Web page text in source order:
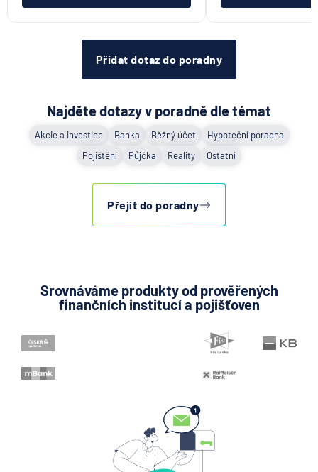
Přidat dotaz do poradny
Najděte dotazy v poradně dle témat
Akcie a investice Banka Běžný účet
Hypoteční poradna
Pojištění
Půjčka Reality Ostatní
Přejít do poradny
Srovnáváme produkty od prověřených
finančních institucí a pojišťoven